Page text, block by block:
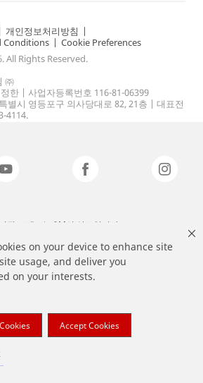
on your device to enhance site
usage, and deliver you
on your interests.
Accept Cookies
개인정보처리방침 |
Conditions | Cookie Preferences
All Rights Reserved.
㈜
한 | 사업자등록번호 116-81-06399
별시 영등포구 의사당대로 82, 21층 | 대표전
4114.
된 브랜드는 3M의 상표입니다.